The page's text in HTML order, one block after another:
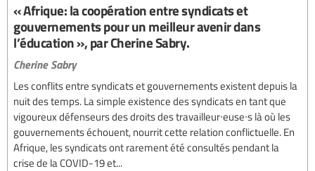
« Afrique: la coopération entre syndicats et
gouvernements pour un meilleur avenir dans
l’éducation », par Cherine Sabry.
Cherine Sabry
Les conflits entre syndicats et gouvernements existent depuis la
nuit des temps. La simple existence des syndicats en tant que
vigoureux défenseurs des droits des travailleur∙euse∙s là où les
gouvernements échouent, nourrit cette relation conflictuelle. En
Afrique, les syndicats ont rarement été consultés pendant la
crise de la COVID-19 et...